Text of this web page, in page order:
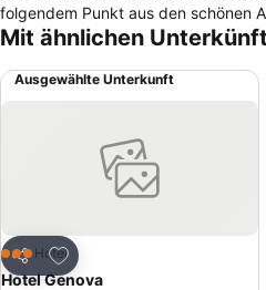
folgendem Punkt aus den schönen
Internetzugang (kostenlos)) zur
Mit ähnlichen
Ausgewählte Unterkunft
Teilen
Zu Favoriten hinzufügen
3 SterneHotel
Hotel Genova